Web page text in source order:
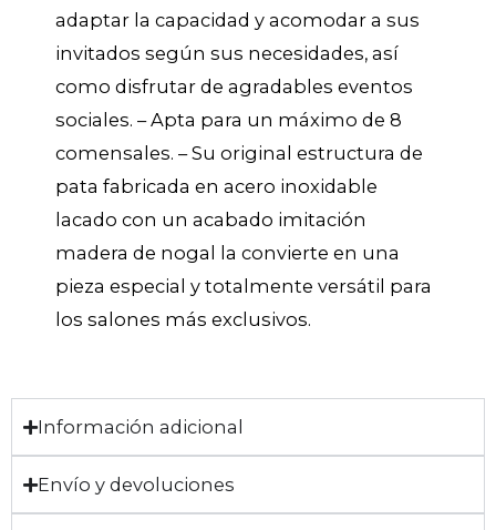
adaptar la capacidad y acomodar a sus
invitados según sus necesidades, así
como disfrutar de agradables eventos
sociales. – Apta para un máximo de 8
comensales. – Su original estructura de
pata fabricada en acero inoxidable
lacado con un acabado imitación
madera de nogal la convierte en una
pieza especial y totalmente versátil para
los salones más exclusivos.
Información adicional
Envío y devoluciones